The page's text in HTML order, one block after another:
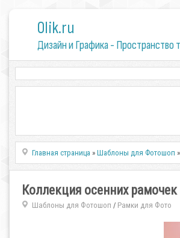
0lik.ru
Дизайн и Графика - Пространство
Главная страница »Шаблоны для Фотошоп
Коллекция осенних
Шаблоны для Фотошоп / Рамки для Фото